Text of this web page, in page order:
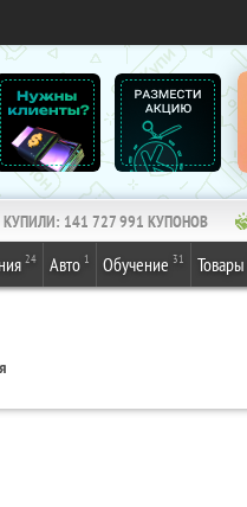
КУПИЛИ: 141 727 991 КУПОНОВ
24 Авто 1 Обучение 31 Товары